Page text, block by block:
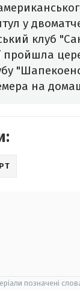
у
клуб
пройшла
на
позначені